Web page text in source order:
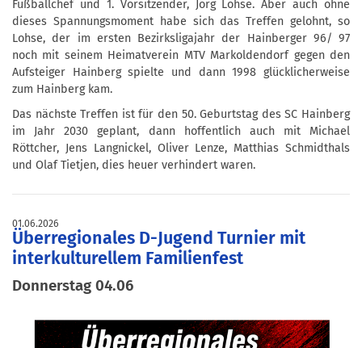
Fußballchef und 1. Vorsitzender, Jörg Lohse. Aber auch ohne
dieses Spannungsmoment habe sich das Treffen gelohnt, so
Lohse, der im ersten Bezirksligajahr der Hainberger 96/ 97
noch mit seinem Heimatverein MTV Markoldendorf gegen den
Aufsteiger Hainberg spielte und dann 1998 glücklicherweise
zum Hainberg kam.
Das nächste Treffen ist für den 50. Geburtstag des SC Hainberg
im Jahr 2030 geplant, dann hoffentlich auch mit Michael
Röttcher, Jens Langnickel, Oliver Lenze, Matthias Schmidthals
und Olaf Tietjen, dies heuer verhindert waren.
01.06.2026
Überregionales D-Jugend Turnier mit
interkulturellem Familienfest
Donnerstag 04.06